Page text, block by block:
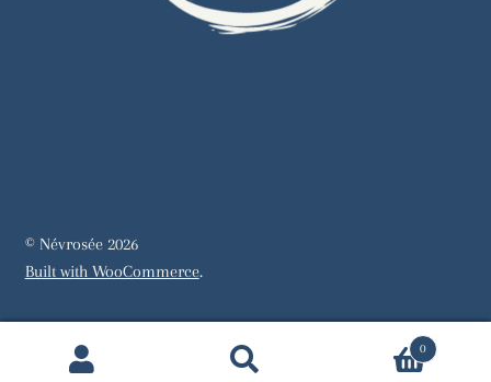
© Névrosée 2026
Built with WooCommerce.
Recherche
Recherche
0